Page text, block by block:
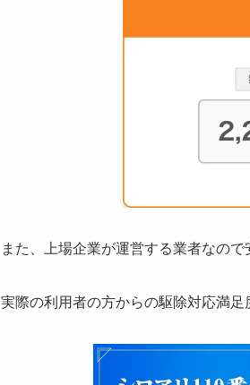
また、上場企業が運営する業者なので
実際の利用者の方からの駆除対応満足